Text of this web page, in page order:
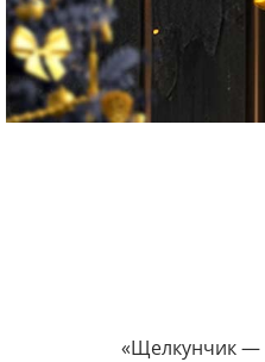
«Щелкунчик —